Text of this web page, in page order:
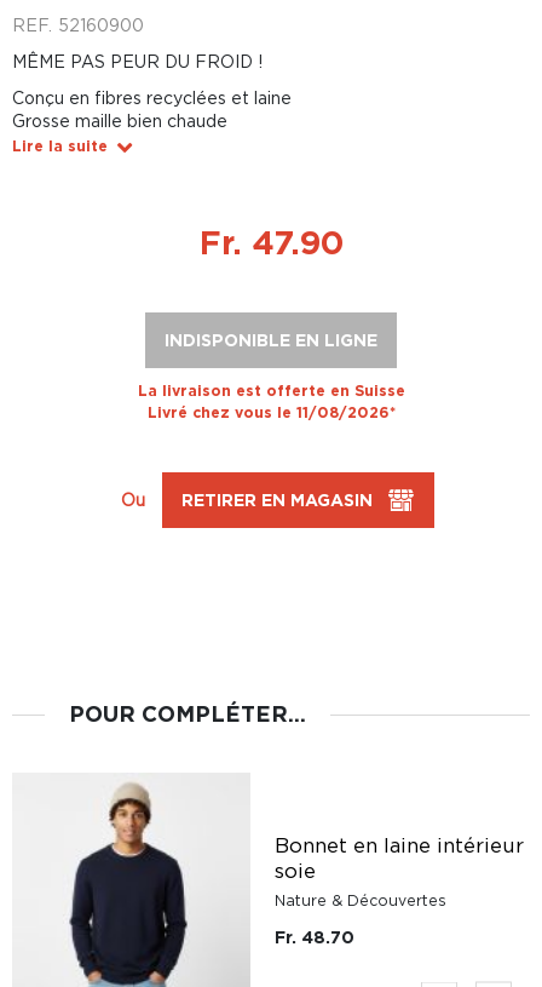
REF. 52160900
MÊME PAS PEUR DU FROID !
Conçu en fibres recyclées et laine
Grosse maille bien chaude
Lire la suite
Fr. 47.90
INDISPONIBLE EN LIGNE
La livraison est offerte en Suisse
Livré chez vous le 11/08/2026*
Ou RETIRER EN MAGASIN
POUR COMPLÉTER...
Bonnet en laine intérieur
soie
Nature & Découvertes
Fr. 48.70